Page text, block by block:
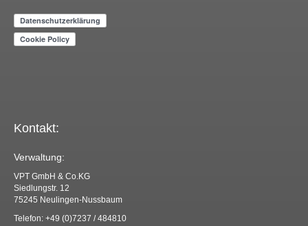
Kontakt:
Verwaltung:
VPT GmbH & Co.KG
Siedlungstr. 12
75245 Neulingen-Nussbaum
Telefon: +49 (0)7237 / 484810